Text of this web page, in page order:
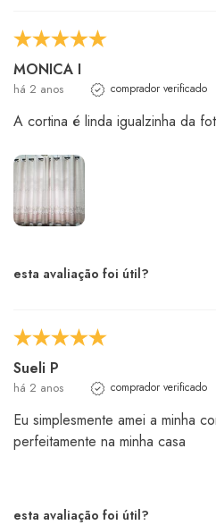
MONICA I
há 2 anos comprador verificado
A cortina é linda igualzinha da
esta avaliação foi útil?
Sueli P
há 2 anos comprador verificado
Eu simplesmente amei a minha
perfeitamente na minha casa
esta avaliação foi útil?